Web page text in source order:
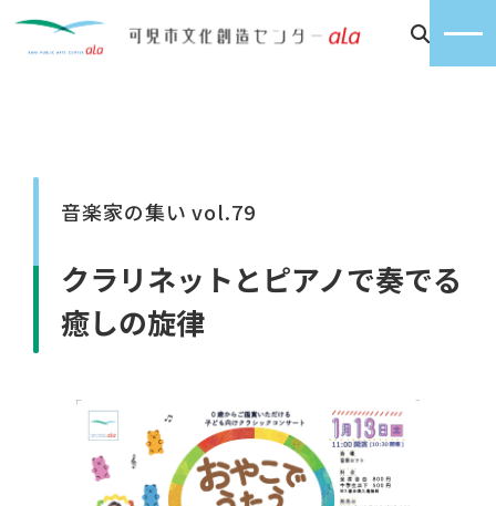
音楽家の集い vol.79
クラリネットとピアノで奏でる
癒しの旋律